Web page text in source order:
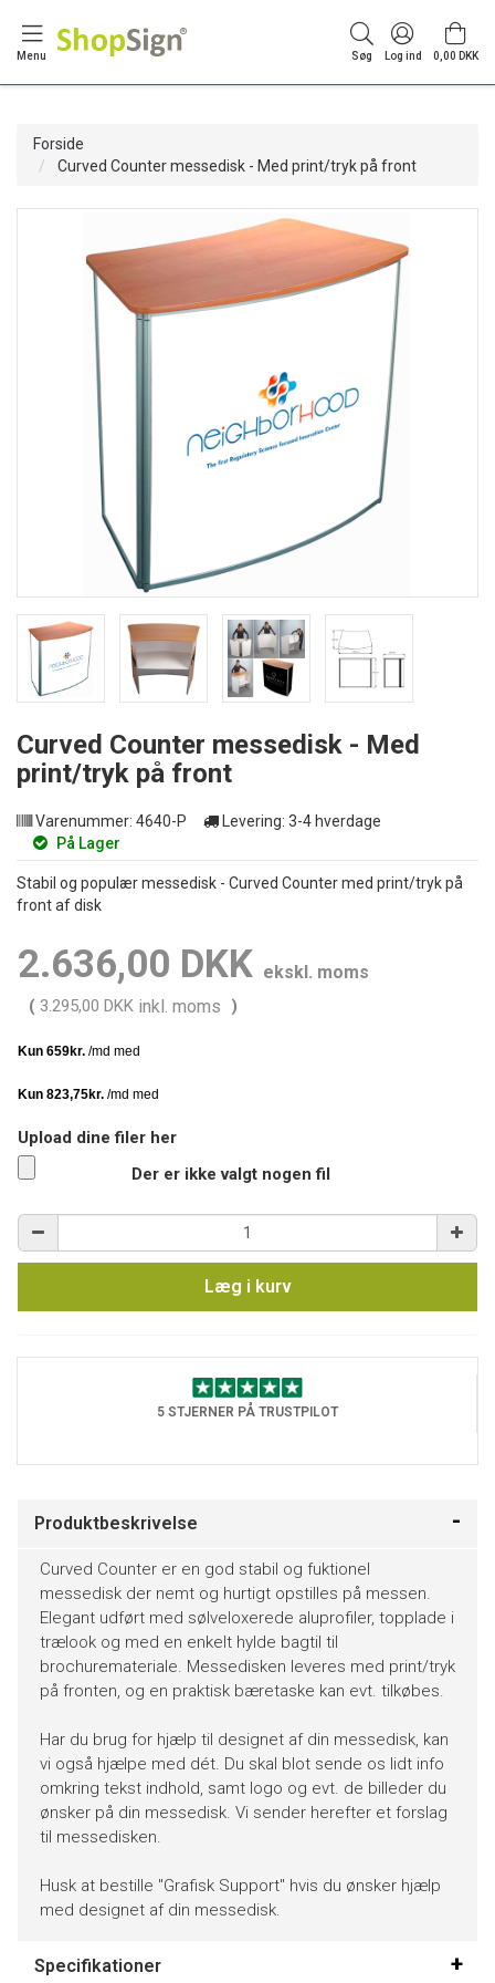
Menu Søg Log ind 0,00 DKK
Forside
Curved Counter messedisk - Med print/tryk på front
Curved Counter messedisk - Med
print/tryk på front
Varenummer: 4640-P Levering: 3-4 hverdage
På Lager
Stabil og populær messedisk - Curved Counter med print/tryk på
front af disk
2.636,00 DKK ekskl. moms
( 3.295,00 DKK inkl. moms )
Upload dine filer her
Der er ikke valgt nogen fil
Læg i kurv
5 STJERNER PÅ TRUSTPILOT
Produktbeskrivelse
Curved Counter er en god stabil og fuktionel
messedisk der nemt og hurtigt opstilles på messen.
Elegant udført med sølveloxerede aluprofiler, topplade i
trælook og med en enkelt hylde bagtil til
brochuremateriale. Messedisken leveres med print/tryk
på fronten, og en praktisk bæretaske kan evt. tilkøbes.
Har du brug for hjælp til designet af din messedisk, kan
vi også hjælpe med dét. Du skal blot sende os lidt info
omkring tekst indhold, samt logo og evt. de billeder du
ønsker på din messedisk. Vi sender herefter et forslag
til messedisken.
Husk at bestille "Grafisk Support" hvis du ønsker hjælp
med designet af din messedisk.
Specifikationer